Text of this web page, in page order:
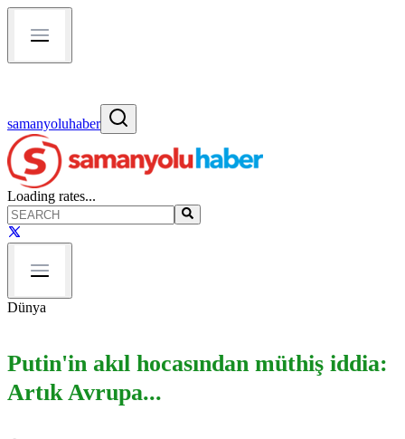
samanyoluhaber
Loading rates...
Dünya
Putin'in akıl hocasından müthiş iddia:
Artık Avrupa...